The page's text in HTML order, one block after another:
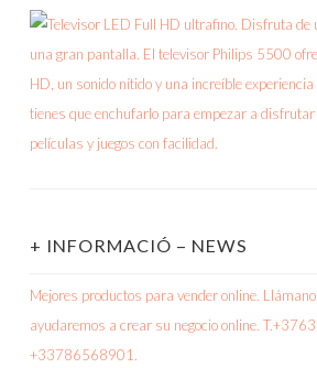
+ INFORMACIÓ – NEWS
Mejores productos para vender online.
ayudaremos a crear su negocio online.
+33786568901.